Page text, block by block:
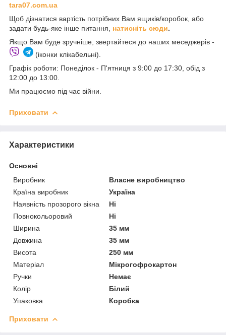
tara07.com.ua
Щоб дізнатися вартість потрібних Вам ящиків/коробок, або
задати будь-яке інше питання, натисніть сюди.
Якщо Вам буде зручніше, звертайтеся до наших меседжерів -
(іконки клікабельні).
Графік роботи: Понеділок - П'ятниця з 9:00 до 17:30, обід з
12:00 до 13:00.
Ми працюємо під час війни.
Приховати
Характеристики
Основні
Виробник
Власне виробництво
Країна виробник
Україна
Наявність прозорого вікна
Ні
Повнокольоровий
Ні
Ширина
35 мм
Довжина
35 мм
Висота
250 мм
Матеріал
Мікрогофрокартон
Ручки
Немає
Колір
Білий
Упаковка
Коробка
Приховати